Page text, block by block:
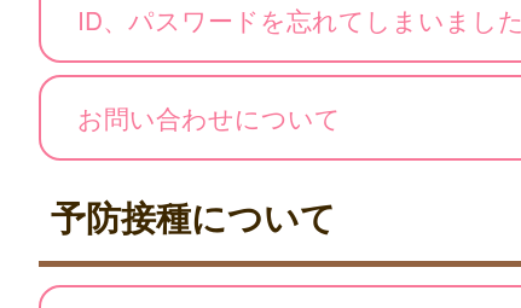
ID、パスワードを忘れてしまいました
お問い合わせについて
予防接種について